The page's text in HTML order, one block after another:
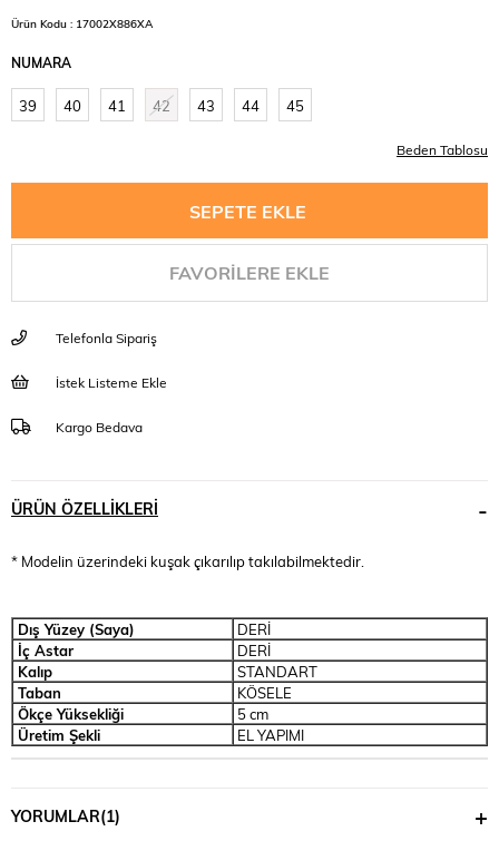
Ürün Kodu : 17002X886XA
NUMARA
39 40 41 42 43 44 45
Beden Tablosu
FAVORILERE EKLE
Telefonla Sipariş
İstek Listeme Ekle
Kargo Bedava
ÜRÜN ÖZELLIKLERI
* Modelin üzerindeki kuşak çıkarılıp takılabilmektedir.
Dış Yüzey (Saya)
DERİ
İç Astar
DERİ
Kalıp
STANDART
Taban
KÖSELE
Ökçe Yüksekliği
5 cm
Üretim Şekli
EL YAPIMI
YORUMLAR(1)